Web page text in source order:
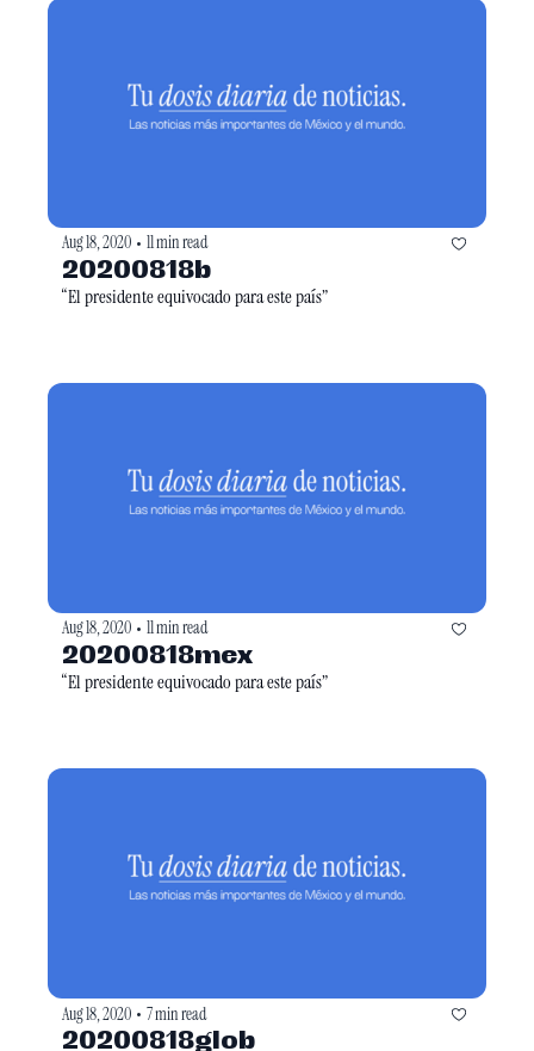
Aug 18, 2020 • 11 min read
20200818b
“El presidente equivocado para este país”
Aug 18, 2020 • 11 min read
20200818mex
“El presidente equivocado para este país”
Aug 18, 2020 • 7 min read
20200818glob